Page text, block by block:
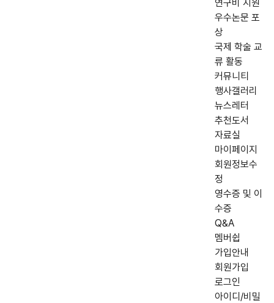
연구비 지원
우수논문 포
상
국제 학술 교
류 활동
커뮤니티
행사갤러리
뉴스레터
추천도서
자료실
마이페이지
회원정보수
정
영수증 및 이
수증
Q&A
멤버쉽
가입안내
회원가입
로그인
아이디/비밀